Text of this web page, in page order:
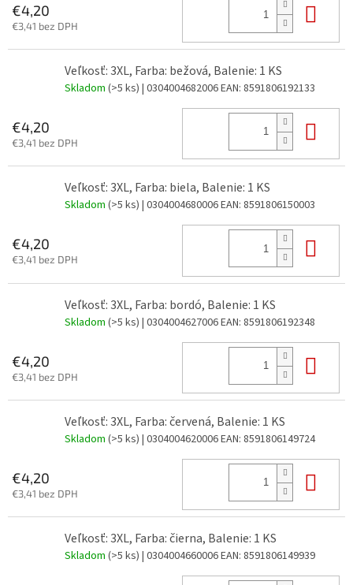
€4,20
€3,41 bez DPH
Veľkosť: 3XL, Farba: bežová, Balenie: 1 KS
Skladom (>5 ks) | 0304004682006EAN: 8591806192133
€4,20
€3,41 bez DPH
Veľkosť: 3XL, Farba: biela, Balenie: 1 KS
Skladom (>5 ks) | 0304004680006EAN: 8591806150003
€4,20
€3,41 bez DPH
Veľkosť: 3XL, Farba: bordó, Balenie: 1 KS
Skladom (>5 ks) | 0304004627006EAN: 8591806192348
€4,20
€3,41 bez DPH
Veľkosť: 3XL, Farba: červená, Balenie: 1 KS
Skladom (>5 ks) | 0304004620006EAN: 8591806149724
€4,20
€3,41 bez DPH
Veľkosť: 3XL, Farba: čierna, Balenie: 1 KS
Skladom (>5 ks) | 0304004660006EAN: 8591806149939